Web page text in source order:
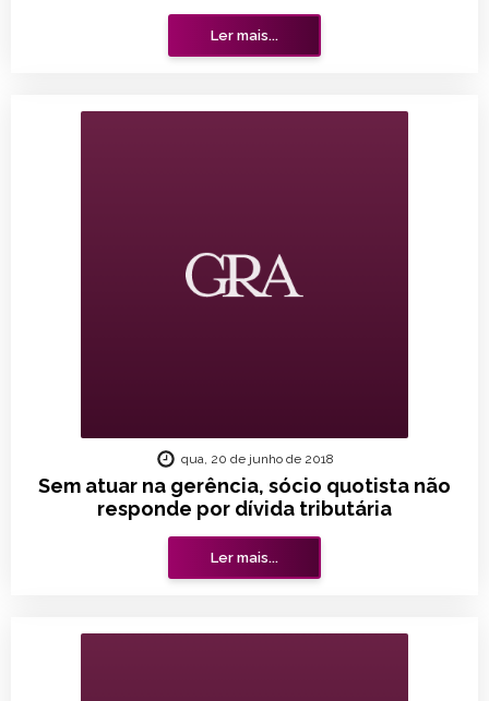
Ler mais...
Sem atuar na gerência, sócio quotista não
responde por dívida tributária
qua, 20 de junho de 2018
Ler mais...